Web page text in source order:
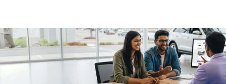
/fragments/plp-details